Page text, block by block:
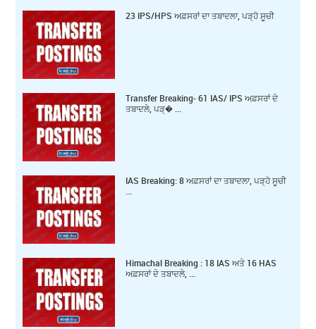
23 IPS/HPS ਅਫ਼ਸਰਾਂ ਦਾ ਤਬਾਦਲਾ, ਪੜ੍ਹੋ ਸੂਚੀ
Transfer Breaking- 61 IAS/ IPS ਅਫ਼ਸਰਾਂ ਦੇ
ਤਬਾਦਲੇ, ਪੜ੍� ...
IAS Breaking: 8 ਅਫ਼ਸਰਾਂ ਦਾ ਤਬਾਦਲਾ, ਪੜ੍ਹੋ ਸੂਚੀ
...
Himachal Breaking : 18 IAS ਅਤੇ 16 HAS
ਅਫ਼ਸਰਾਂ ਦੇ ਤਬਾਦਲੇ, ...